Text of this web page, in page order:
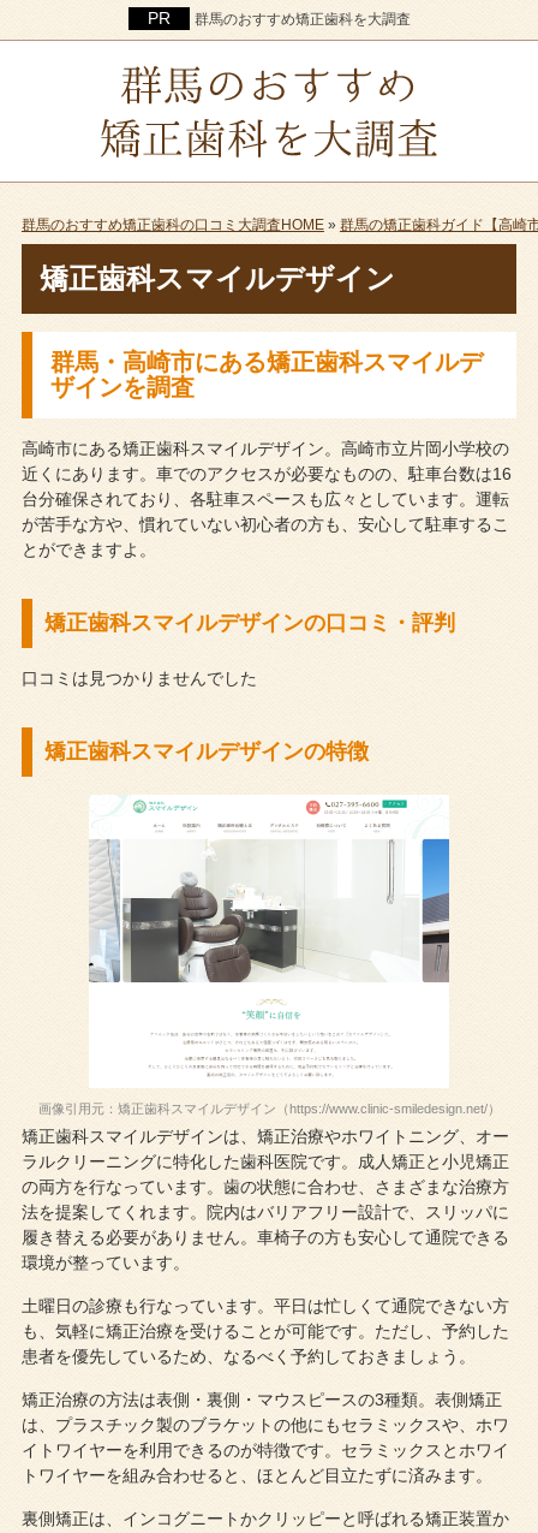
群馬のおすすめ矯正歯科を大調査
群馬のおすすめ矯正歯科の口コミ大調査HOME» 群馬の矯正歯科ガイド【高崎
矯正歯科スマイルデザイン
群馬・高崎市にある矯正歯科スマイルデ
ザインを調査
高崎市にある矯正歯科スマイルデザイン。高崎市立片岡小学校の
近くにあります。車でのアクセスが必要なものの、駐車台数は16
台分確保されており、各駐車スペースも広々としています。運転
が苦手な方や、慣れていない初心者の方も、安心して駐車するこ
とができますよ。
矯正歯科スマイルデザインの口コミ・評判
口コミは見つかりませんでした
矯正歯科スマイルデザインの特徴
画像引用元：矯正歯科スマイルデザイン（https://www.clinic-smiledesign.net/）
矯正歯科スマイルデザインは、矯正治療やホワイトニング、オー
ラルクリーニングに特化した歯科医院です。成人矯正と小児矯正
の両方を行なっています。歯の状態に合わせ、さまざまな治療方
法を提案してくれます。院内はバリアフリー設計で、スリッパに
履き替える必要がありません。車椅子の方も安心して通院できる
環境が整っています。
土曜日の診療も行なっています。平日は忙しくて通院できない方
も、気軽に矯正治療を受けることが可能です。ただし、予約した
患者を優先しているため、なるべく予約しておきましょう。
矯正治療の方法は表側・裏側・マウスピースの3種類。表側矯正
は、プラスチック製のブラケットの他にもセラミックスや、ホワ
イトワイヤーを利用できるのが特徴です。セラミックスとホワイ
トワイヤーを組み合わせると、ほとんど目立たずに済みます。
裏側矯正は、インコグニートかクリッピーと呼ばれる矯正装置か